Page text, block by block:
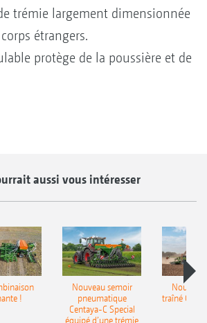
trémie largement dimensionnée
étrangers.
protège de la poussière et de
aussi vous intéresser
!
Nouveau semoir
pneumatique
Centaya-C Special
traîné